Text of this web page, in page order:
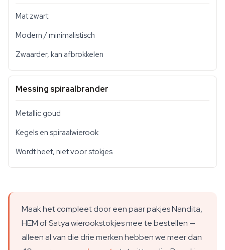
Mat zwart
Modern / minimalistisch
Zwaarder, kan afbrokkelen
Messing spiraalbrander
Metallic goud
Kegels en spiraalwierook
Wordt heet, niet voor stokjes
Maak het compleet door een paar pakjes Nandita,
HEM of Satya wierookstokjes mee te bestellen —
alleen al van die drie merken hebben we meer dan